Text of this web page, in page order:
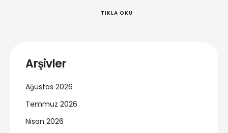
TIKLA OKU
Arşivler
Ağustos 2026
Temmuz 2026
Nisan 2026